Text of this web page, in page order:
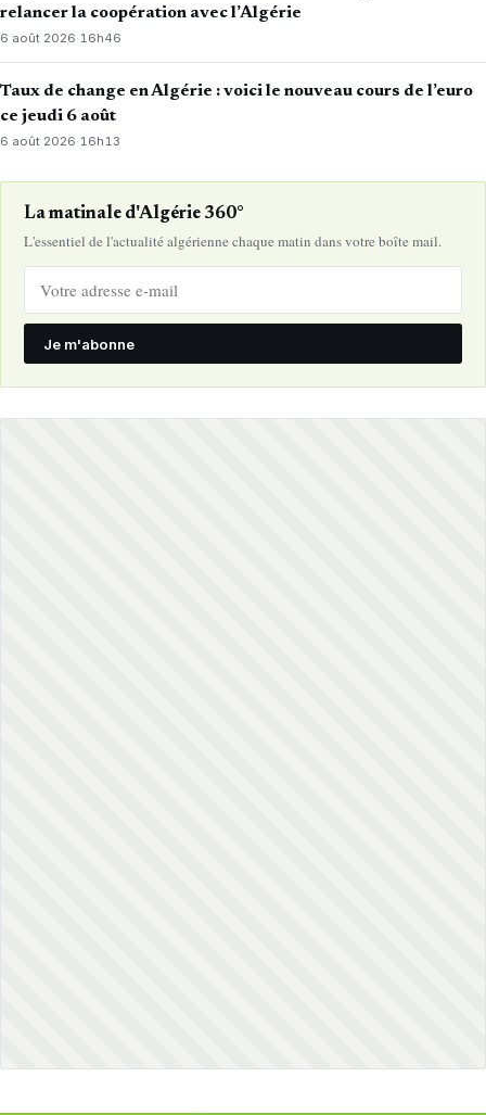
relancer la coopération avec l’Algérie
6 août 2026·16h46
Taux de change en Algérie : voici le nouveau cours de l’euro
ce jeudi 6 août
6 août 2026· 16h13
La matinale d'Algérie 360°
L'essentiel de l'actualité algérienne chaque matin dans votre boîte mail.
Je m'abonne